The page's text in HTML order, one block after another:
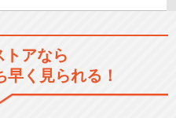
北斗の拳
アなら
く見られる！